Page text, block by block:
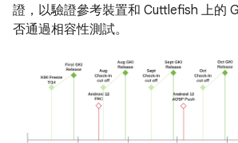
證，以驗證參考裝置和 Cuttlefish 上的
否通過相容性測試。